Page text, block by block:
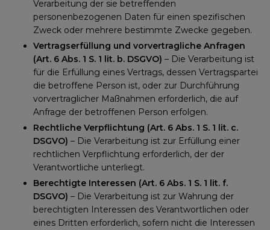
Verarbeitung der sie betreffenden
personenbezogenen Daten für einen spezifischen
Zweck oder mehrere bestimmte Zwecke gegeben.
Vertragserfüllung und vorvertragliche Anfragen
(Art. 6 Abs. 1 S. 1 lit. b. DSGVO) – Die Verarbeitung ist
für die Erfüllung eines Vertrags, dessen Vertragspartei
die betroffene Person ist, oder zur Durchführung
vorvertraglicher Maßnahmen erforderlich, die auf
Anfrage der betroffenen Person erfolgen.
Rechtliche Verpflichtung (Art. 6 Abs. 1 S. 1 lit. c.
DSGVO) – Die Verarbeitung ist zur Erfüllung einer
rechtlichen Verpflichtung erforderlich, der der
Verantwortliche unterliegt.
Berechtigte Interessen (Art. 6 Abs. 1 S. 1 lit. f.
DSGVO) – Die Verarbeitung ist zur Wahrung der
berechtigten Interessen des Verantwortlichen oder
eines Dritten erforderlich, sofern nicht die Interessen